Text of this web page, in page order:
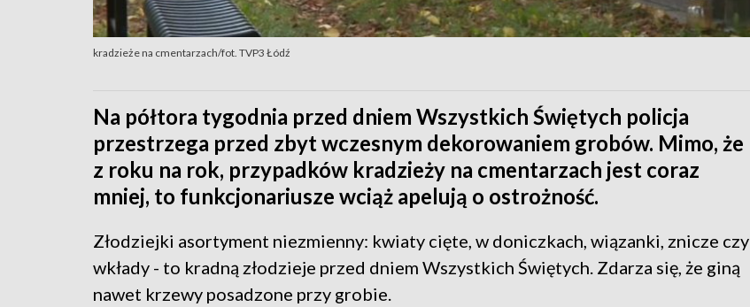
kradzieże na cmentarzach/fot. TVP3 Łódź
Na półtora tygodnia przed dniem Wszystkich Świętych policja
przestrzega przed zbyt wczesnym dekorowaniem grobów. Mimo, że
z roku na rok, przypadków kradzieży na cmentarzach jest coraz
mniej, to funkcjonariusze wciąż apelują o ostrożność.
Złodziejki asortyment niezmienny: kwiaty cięte, w doniczkach, wiązanki, znicze czy
wkłady - to kradną złodzieje przed dniem Wszystkich Świętych. Zdarza się, że giną
nawet krzewy posadzone przy grobie.